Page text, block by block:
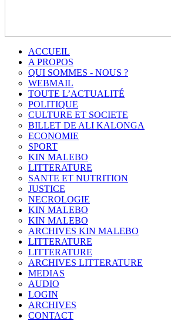
ACCUEIL
A PROPOS
QUI SOMMES - NOUS ?
WEBMAIL
TOUTE L’ACTUALITÉ
POLITIQUE
CULTURE ET SOCIETE
BILLET DE ALI KALONGA
ECONOMIE
SPORT
KIN MALEBO
LITTERATURE
SANTE ET NUTRITION
JUSTICE
NECROLOGIE
KIN MALEBO
KIN MALEBO
ARCHIVES KIN MALEBO
LITTERATURE
LITTERATURE
ARCHIVES LITTERATURE
MEDIAS
AUDIO
LOGIN
ARCHIVES
CONTACT